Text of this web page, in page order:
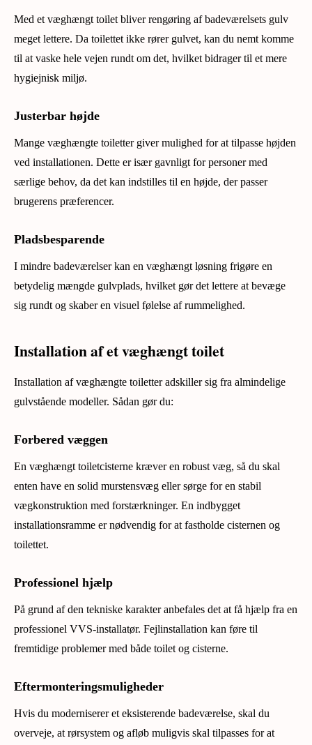
Med et væghængt toilet bliver rengøring af badeværelsets gulv
meget lettere. Da toilettet ikke rører gulvet, kan du nemt komme
til at vaske hele vejen rundt om det, hvilket bidrager til et mere
hygiejnisk miljø.
Justerbar højde
Mange væghængte toiletter giver mulighed for at tilpasse højden
ved installationen. Dette er især gavnligt for personer med
særlige behov, da det kan indstilles til en højde, der passer
brugerens præferencer.
Pladsbesparende
I mindre badeværelser kan en væghængt løsning frigøre en
betydelig mængde gulvplads, hvilket gør det lettere at bevæge
sig rundt og skaber en visuel følelse af rummelighed.
Installation af et væghængt toilet
Installation af væghængte toiletter adskiller sig fra almindelige
gulvstående modeller. Sådan gør du:
Forbered væggen
En væghængt toiletcisterne kræver en robust væg, så du skal
enten have en solid murstensvæg eller sørge for en stabil
vægkonstruktion med forstærkninger. En indbygget
installationsramme er nødvendig for at fastholde cisternen og
toilettet.
Professionel hjælp
På grund af den tekniske karakter anbefales det at få hjælp fra en
professionel VVS-installatør. Fejlinstallation kan føre til
fremtidige problemer med både toilet og cisterne.
Eftermonteringsmuligheder
Hvis du moderniserer et eksisterende badeværelse, skal du
overveje, at rørsystem og afløb muligvis skal tilpasses for at